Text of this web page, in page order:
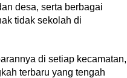
desa, serta berbagai
tidak sekolah di
di setiap kecamatan,
terbaru yang tengah